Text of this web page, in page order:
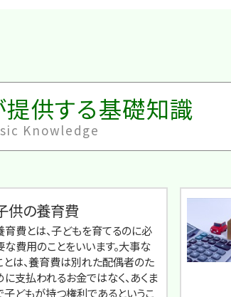
供する基礎知識
Knowledge
供の養育費
育費とは、子どもを育てるのに必
な費用のことをいいます。大事な
とは、養育費は別れた配偶者のた
に支払われるお金ではなく、あくま
子どもが持つ権利であるというこ